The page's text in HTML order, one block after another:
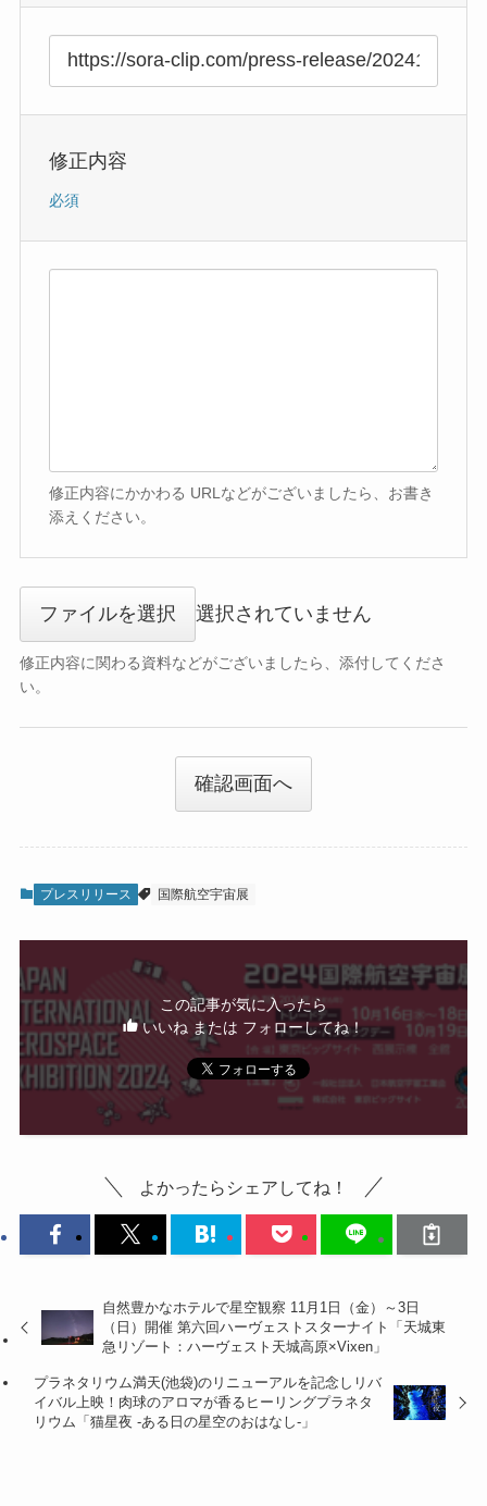
修正内容
必須
修正内容にかかわる URLなどがございましたら、お書き
添えください。
ファイルを選択 選択されていません
修正内容に関わる資料などがございましたら、添付してくださ
い。
確認画面へ
プレスリリース 国際航空宇宙展
この記事が気に入ったら
いいね または フォローしてね！
よかったらシェアしてね！
自然豊かなホテルで星空観察 11月1日（金）～3日
（日）開催 第六回ハーヴェストスターナイト「天城東
急リゾート：ハーヴェスト天城高原×Vixen」
プラネタリウム満天(池袋)のリニューアルを記念しリバ
イバル上映！肉球のアロマが香るヒーリングプラネタ
リウム「猫星夜 -ある日の星空のおはなし-」